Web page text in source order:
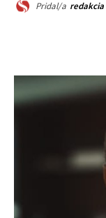
Pridal/a redakcia